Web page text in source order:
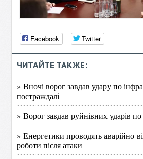
Facebook Twitter
ЧИТАЙТЕ ТАКЖЕ:
» Вночі ворог завдав удару по
постраждалі
» Ворог завдав руйнівних ударів
» Енергетики проводять аварійно-
роботи після атаки